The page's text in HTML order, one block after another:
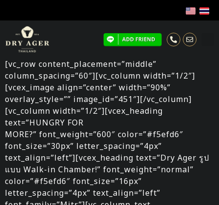
[vc_row content_placement=”middle”
column_spacing=”60″][vc_column width=”1/2″]
[vcex_image align=”center” width=”90%”
overlay_style=”” image_id=”451″][/vc_column]
[vc_column width=”1/2″][vcex_heading
text=”HUNGRY FOR
MORE?” font_weight=”600″ color=”#f5efd6″
font_size=”30px” letter_spacing=”4px”
text_align=”left”][vcex_heading text=”Dry Ager รูป
แบบ Walk-in Chamber!” font_weight=”normal”
color=”#f5efd6″ font_size=”16px”
letter_spacing=”4px” text_align=”left”